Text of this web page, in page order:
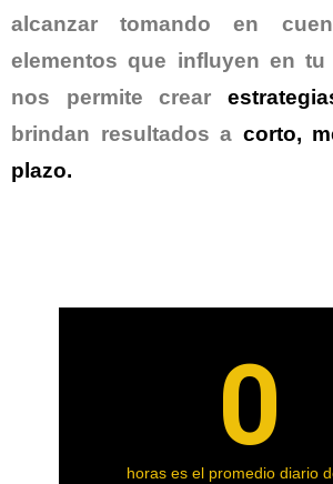
alcanzar tomando en
elementos que influyen en tu
nos permite crear
brindan resultados a corto,
plazo.
horas es el promedio diario
0